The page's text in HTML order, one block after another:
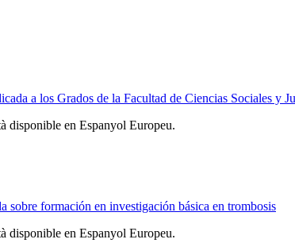
a los Grados de la Facultad de Ciencias Sociales y
disponible en Espanyol Europeu.
formación en investigación básica en trombosis
disponible en Espanyol Europeu.